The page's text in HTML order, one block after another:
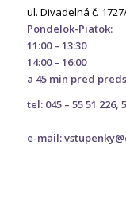
ul. Divadelná č.
Pondelok-Piatok:
11:00 – 13:30
14:00 – 16:00
a 45 min pred
tel: 045 – 55 51 226,
e-mail: